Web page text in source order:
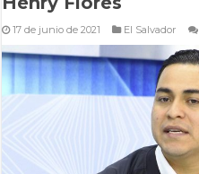
17 de junio de 2021 El Salvador